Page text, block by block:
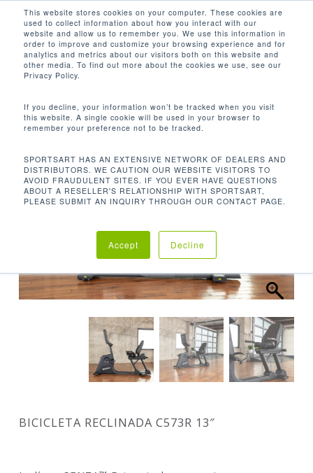
This website stores cookies on your computer. These cookies are
used to collect information about how you interact with our
website and allow us to remember you. We use this information in
order to improve and customize your browsing experience and for
analytics and metrics about our visitors both on this website and
other media. To find out more about the cookies we use, see our
Privacy Policy.
If you decline, your information won’t be tracked when you visit
this website. A single cookie will be used in your browser to
remember your preference not to be tracked.
SPORTSART HAS AN EXTENSIVE NETWORK OF DEALERS AND
DISTRIBUTORS. WE CAUTION OUR WEBSITE VISITORS TO
AVOID FRAUDULENT SITES. IF YOU EVER HAVE QUESTIONS
ABOUT A RESELLER'S RELATIONSHIP WITH SPORTSART,
PLEASE SUBMIT AN INQUIRY THROUGH OUR CONTACT PAGE.
Accept Decline
main
content
search
Inicio Cardio
BICICLETA RECLINADA C573R 13″
Close
Menu